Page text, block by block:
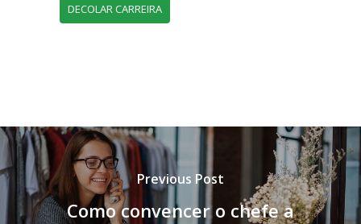
DECOLAR CARREIRA
Previous Post
Como convencer o chefe a